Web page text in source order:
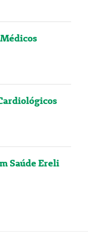
Saúde Ereli